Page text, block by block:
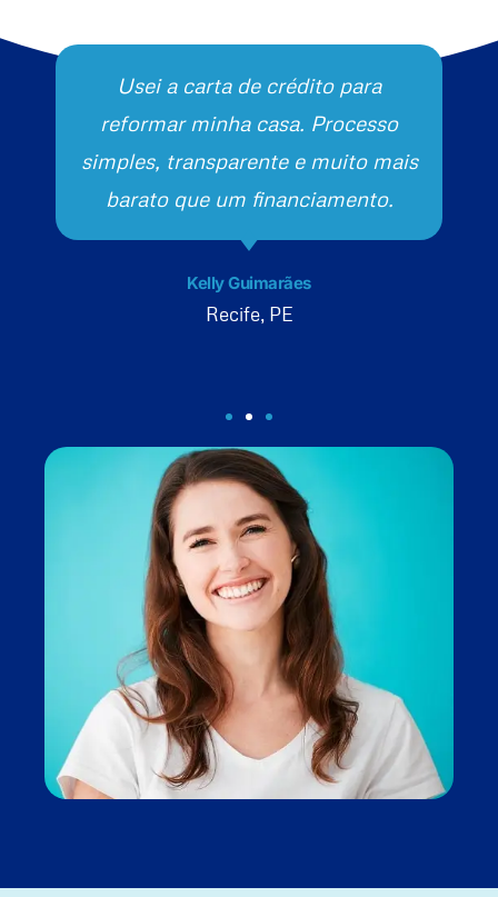
Usei a carta de crédito para
reformar minha casa. Processo
simples, transparente e muito mais
barato que um financiamento.
Kelly Guimarães
Recife, PE